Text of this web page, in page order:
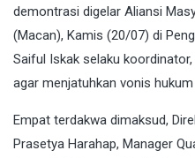
demontrasi digelar Aliansi
(Macan), Kamis (20/07) di
Saiful Iskak selaku
agar menjatuhkan vonis
Empat terdakwa dimaksud,
Prasetya Harahap, Manager